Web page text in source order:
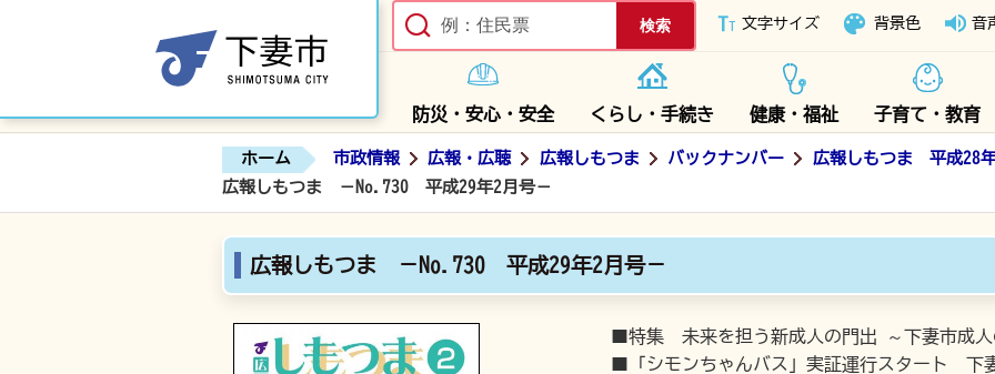
下妻市ホームページ
文字サイズ 背景色 音
防災・安心・安全 くらし・手続き 健康・福祉 子育て・教育
ホーム 市政情報 広報・広聴 広報しもつま バックナンバー
広報しもつま 平成28
広報しもつま －No.730 平成29年2月号－
広報しもつま －No.730 平成29年2月号－
■特集 未来を担う新成人の門出 ～下妻市成人
■「シモンちゃんバス」実証運行スタート 下